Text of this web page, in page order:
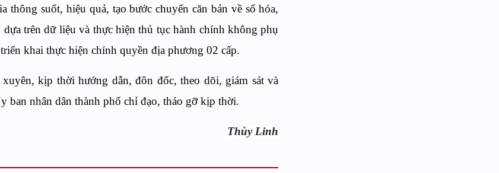
suốt, hiệu quả, tạo bước chuyển căn bản về số hóa,
trên dữ liệu và thực hiện thủ tục hành chính không phụ
khai thực hiện chính quyền địa phương 02 cấp.
kịp thời hướng dẫn, đôn đốc, theo dõi, giám sát và
ban nhân dân thành phố chỉ đạo, tháo gỡ kịp thời.
Thùy Linh